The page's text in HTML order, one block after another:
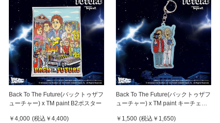
Back To The Future(バックトゥザフ
ューチャー) x TM paint B2ポスター
￥4,000 (税込 ￥4,400)
Back To The Future(バックトゥザフ
ューチャー) x TM paint キーチェー
￥1,500 (税込 ￥1,650)